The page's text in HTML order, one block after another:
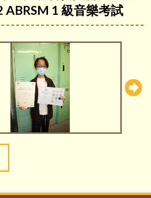
ABRSM 1 級音樂考試